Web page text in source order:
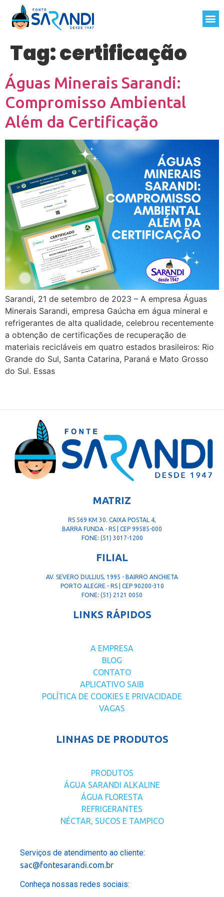
Tag:certificação
Águas Minerais Sarandi:
Compromisso Ambiental
Além da Certificação
Sarandi, 21 de setembro de 2023 – A empresa Águas
Minerais Sarandi, empresa Gaúcha em água mineral e
refrigerantes de alta qualidade, celebrou recentemente
a obtenção de certificações de recuperação de
materiais recicláveis ​​em quatro estados brasileiros: Rio
Grande do Sul, Santa Catarina, Paraná e Mato Grosso
do Sul. Essas
MATRIZ
RS 569 KM 30. CAIXA POSTAL 4,
BARRA FUNDA - RS | CEP 99585-000
FONE: (51) 3017-1200
FILIAL
AV. SEVERO DULLIUS, 1995 - BAIRRO ANCHIETA
PORTO ALEGRE - RS | CEP 90200-310
FONE: (51) 2121 0050
LINKS RÁPIDOS
A EMPRESA
BLOG
CONTATO
APLICATIVO SAIB
POLÍTICA DE COOKIES E PRIVACIDADE
VAGAS
LINHAS DE PRODUTOS
PRODUTOS
ÁGUA SARANDI ALKALINE
ÁGUA FLORESTA
REFRIGERANTES
NÉCTAR, SUCOS E TAMPICO
Serviços de atendimento ao cliente:
sac@fontesarandi.com.br
Conheça nossas redes sociais: